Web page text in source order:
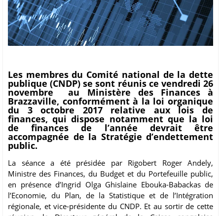
Les membres du Comité national de la dette
publique (CNDP) se sont réunis ce vendredi 26
novembre au Ministère des Finances à
Brazzaville, conformément à la loi organique
du 3 octobre 2017 relative aux lois de
finances, qui dispose notamment que la loi
de finances de l’année devrait être
accompagnée de la Stratégie d’endettement
public.
La séance a été présidée par Rigobert Roger Andely,
Ministre des Finances, du Budget et du Portefeuille public,
en présence d’Ingrid Olga Ghislaine Ebouka-Babackas de
l’Economie, du Plan, de la Statistique et de l’Intégration
régionale, et vice-présidente du CNDP. Et au sortir de cette